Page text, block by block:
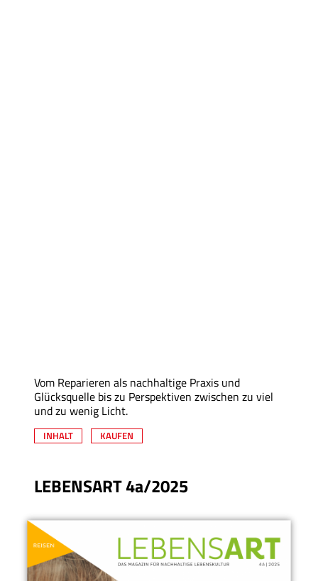
Vom Reparieren als nachhaltige Praxis und
Glücksquelle bis zu Perspektiven zwischen zu viel
und zu wenig Licht.
INHALT KAUFEN
LEBENSART 4a/2025